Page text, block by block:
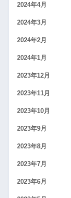
2024年4月
2024年3月
2024年2月
2024年1月
2023年12月
2023年11月
2023年10月
2023年9月
2023年8月
2023年7月
2023年6月